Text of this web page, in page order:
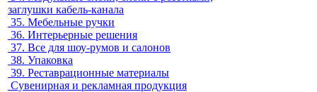
заглушки кабель-канала
35. Мебельные ручки
36. Интерьерные решения
37. Все для шоу-румов и салонов
38. Упаковка
39. Реставрационные материалы
Сувенирная и рекламная продукция